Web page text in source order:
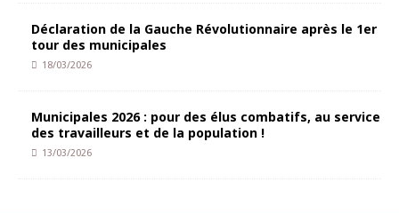
Déclaration de la Gauche Révolutionnaire après le 1er
tour des municipales
18/03/2026
Municipales 2026 : pour des élus combatifs, au service
des travailleurs et de la population !
13/03/2026